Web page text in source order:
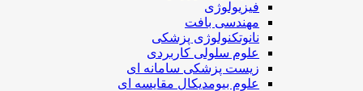
فیزیولوژی
مهندسی بافت
نانوتکنولوژی پزشکی
علوم سلولی کاربردی
زیست پزشکی سامانه ای
علوم بیومدیکال مقایسه ای